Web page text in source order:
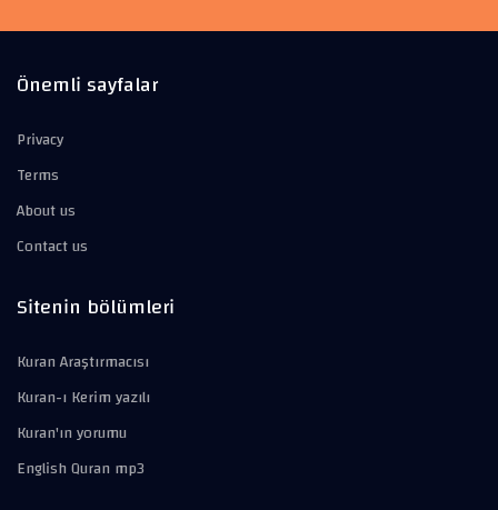
Önemli sayfalar
Privacy
Terms
About us
Contact us
Sitenin bölümleri
Kuran Araştırmacısı
Kuran-ı Kerim yazılı
Kuran'ın yorumu
English Quran mp3